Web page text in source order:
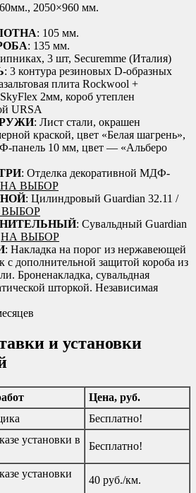
2050×960 мм.
: 105 мм.
: 135 мм.
3 шт, Securemme (Италия)
: 3 контура резиновых D-образных
плита Rockwool +
2мм, короб утеплен
URSA
: Лист стали, окрашен
краской, цвет «Белая шагрень»,
панель 10 мм, цвет — «Альберо
: Отделка декоративной МДФ-
НА ВЫБОР
: Цилиндровый Guardian 32.11 /
: Сувальдный Guardian
НА ВЫБОР
: Накладка на порог из нержавеющей
с дополнительной защитой короба из
Броненакладка, сувальдная
шторкой. Независимая
и установки
Цена, руб.
Бесплатно!
установки в
Бесплатно!
установки
40 руб./км.